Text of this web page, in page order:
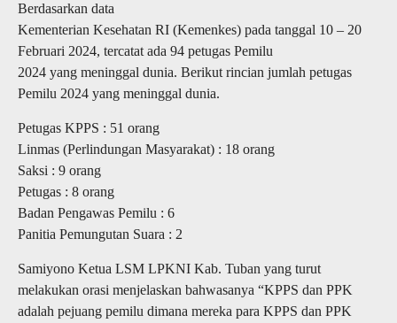
Berdasarkan data
Kementerian Kesehatan RI (Kemenkes) pada tanggal 10 – 20
Februari 2024, tercatat ada 94 petugas Pemilu
2024 yang meninggal dunia. Berikut rincian jumlah petugas
Pemilu 2024 yang meninggal dunia.
Petugas KPPS : 51 orang
Linmas (Perlindungan Masyarakat) : 18 orang
Saksi : 9 orang
Petugas : 8 orang
Badan Pengawas Pemilu : 6
Panitia Pemungutan Suara : 2
Samiyono Ketua LSM LPKNI Kab. Tuban yang turut
melakukan orasi menjelaskan bahwasanya “KPPS dan PPK
adalah pejuang pemilu dimana mereka para KPPS dan PPK